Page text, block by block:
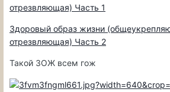
отрезвляющая) Часть 1
Здоровый образ жизни
отрезвляющая) Часть 2
Такой ЗОЖ всем гож